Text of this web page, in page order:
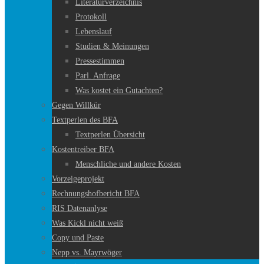
Literaturverzeichnis
Protokoll
Lebenslauf
Studien & Meinungen
Pressestimmen
Parl. Anfrage
Was kostet ein Gutachten?
Gegen Willkür
Textperlen des BFA
Textperlen Übersicht
Kostentreiber BFA
Menschliche und andere Kosten
Vorzeigeprojekt
Rechnungshofbericht BFA
RIS Datenanlyse
Was Kickl nicht weiß
Copy und Paste
Nepp vs. Mayrwöger